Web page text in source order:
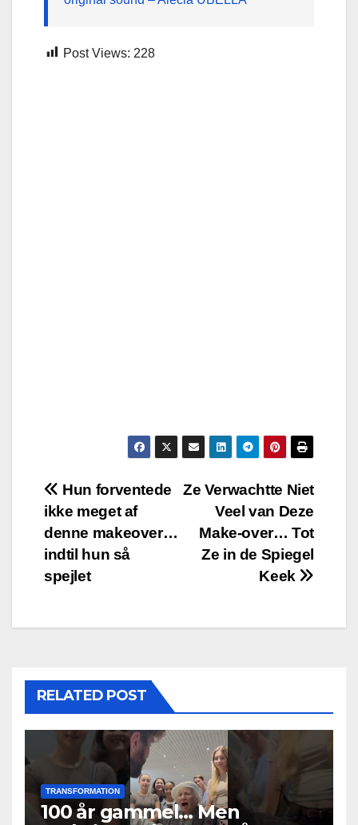
Post Views: 228
Post
navigation
Ze Verwachtte Niet
Veel van Deze
Make-over… Tot
Ze in de Spiegel
Keek
Hun forventede
ikke meget af
denne makeover…
indtil hun så
spejlet
RELATED POST
TRANSFORMATION
100 år gammel… Men